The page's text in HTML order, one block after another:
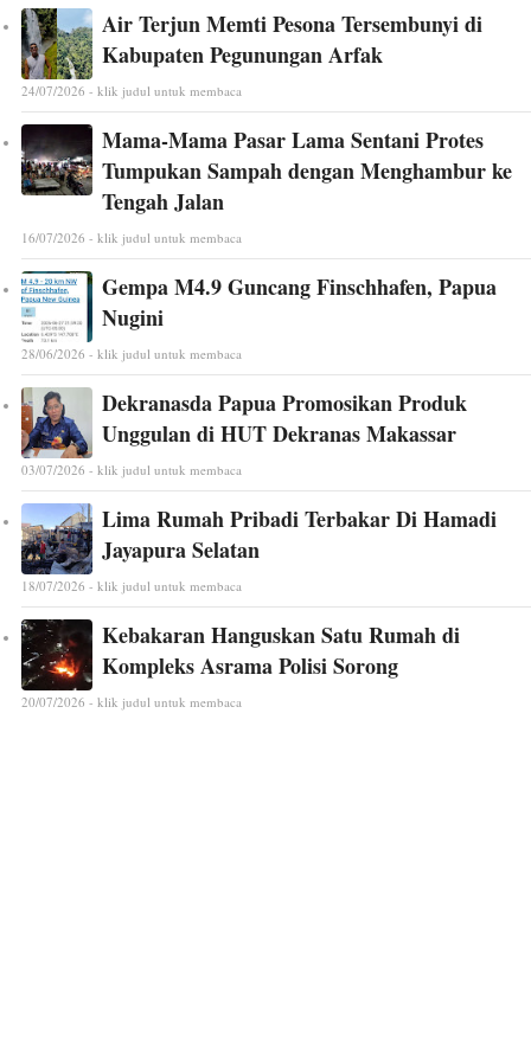
Air Terjun Memti Pesona Tersembunyi di
Kabupaten Pegunungan Arfak
24/07/2026 - klik judul untuk membaca
Mama-Mama Pasar Lama Sentani Protes
Tumpukan Sampah dengan Menghambur ke
Tengah Jalan
16/07/2026 - klik judul untuk membaca
Gempa M4.9 Guncang Finschhafen, Papua
Nugini
28/06/2026 - klik judul untuk membaca
Dekranasda Papua Promosikan Produk
Unggulan di HUT Dekranas Makassar
03/07/2026 - klik judul untuk membaca
Lima Rumah Pribadi Terbakar Di Hamadi
Jayapura Selatan
18/07/2026 - klik judul untuk membaca
Kebakaran Hanguskan Satu Rumah di
Kompleks Asrama Polisi Sorong
20/07/2026 - klik judul untuk membaca